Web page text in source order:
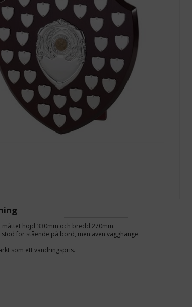
måttet höjd 330mm och bredd 270mm.
för stående på bord, men även vägghänge.
som ett vandringspris.